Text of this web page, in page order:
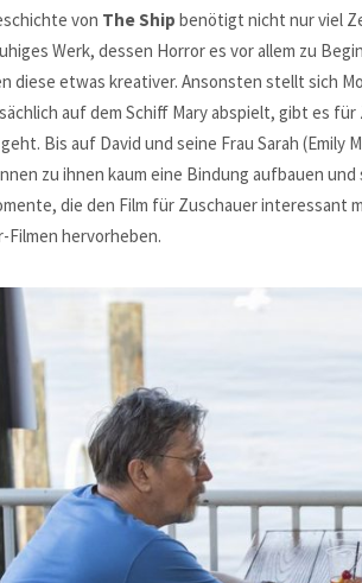
von The Shipbenötigt nicht nur viel
Werk, dessen Horror es vor allem zu
diese etwas kreativer. Ansonsten stellt sich
auf dem Schiff Mary abspielt, gibt es
Bis auf David und seine Frau Sarah
zu ihnen kaum eine Bindung aufbauen
die den Film für Zuschauer interessant
Filmen hervorheben.